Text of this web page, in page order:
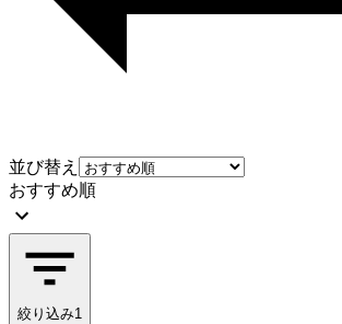
並び替え
おすすめ順
絞り込み1